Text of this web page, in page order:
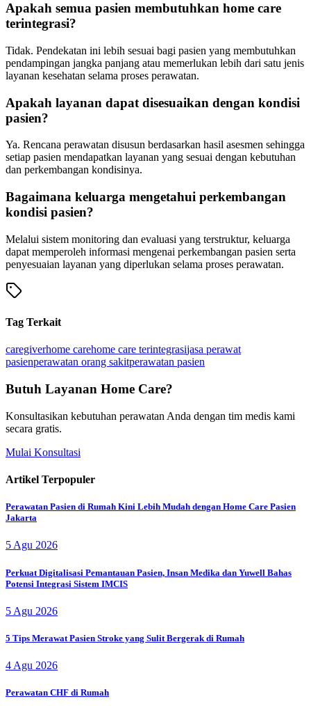
Apakah semua pasien membutuhkan home care
terintegrasi?
Tidak. Pendekatan ini lebih sesuai bagi pasien yang membutuhkan
pendampingan jangka panjang atau memerlukan lebih dari satu jenis
layanan kesehatan selama proses perawatan.
Apakah layanan dapat disesuaikan dengan kondisi
pasien?
Ya. Rencana perawatan disusun berdasarkan hasil asesmen sehingga
setiap pasien mendapatkan layanan yang sesuai dengan kebutuhan
dan perkembangan kondisinya.
Bagaimana keluarga mengetahui perkembangan
kondisi pasien?
Melalui sistem monitoring dan evaluasi yang terstruktur, keluarga
dapat memperoleh informasi mengenai perkembangan pasien serta
penyesuaian layanan yang diperlukan selama proses perawatan.
Tag Terkait
caregiverhome carehome care terintegrasijasa perawat
pasienperawatan orang sakitperawatan pasien
Butuh Layanan Home Care?
Konsultasikan kebutuhan perawatan Anda dengan tim medis kami
secara gratis.
Mulai Konsultasi
Artikel Terpopuler
Perawatan Pasien di Rumah Kini Lebih Mudah dengan Home Care Pasien
Jakarta
5 Agu 2026
Perkuat Digitalisasi Pemantauan Pasien, Insan Medika dan Yuwell Bahas
Potensi Integrasi Sistem IMCIS
5 Agu 2026
5 Tips Merawat Pasien Stroke yang Sulit Bergerak di Rumah
4 Agu 2026
Perawatan CHF di Rumah